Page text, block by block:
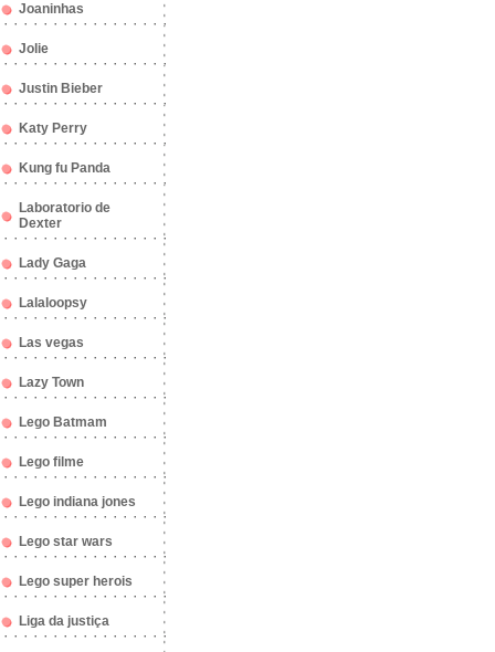
Joaninhas
Jolie
Justin Bieber
Katy Perry
Kung fu Panda
Laboratorio de
Dexter
Lady Gaga
Lalaloopsy
Las vegas
Lazy Town
Lego Batmam
Lego filme
Lego indiana jones
Lego star wars
Lego super herois
Liga da justiça